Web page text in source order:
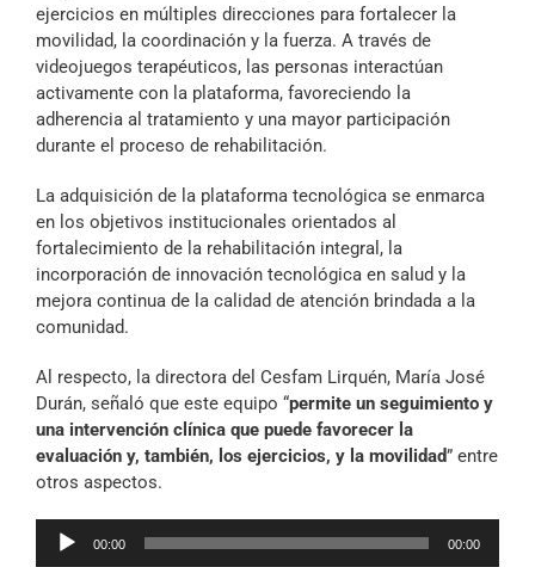
ejercicios en múltiples direcciones para fortalecer la
movilidad, la coordinación y la fuerza. A través de
videojuegos terapéuticos, las personas interactúan
activamente con la plataforma, favoreciendo la
adherencia al tratamiento y una mayor participación
durante el proceso de rehabilitación.
La adquisición de la plataforma tecnológica se enmarca
en los objetivos institucionales orientados al
fortalecimiento de la rehabilitación integral, la
incorporación de innovación tecnológica en salud y la
mejora continua de la calidad de atención brindada a la
comunidad.
Al respecto, la directora del Cesfam Lirquén, María José
Durán, señaló que este equipo “permite un seguimiento y
una intervención clínica que puede favorecer la
evaluación y, también, los ejercicios, y la movilidad” entre
otros aspectos.
Reproductor
00:00 00:00